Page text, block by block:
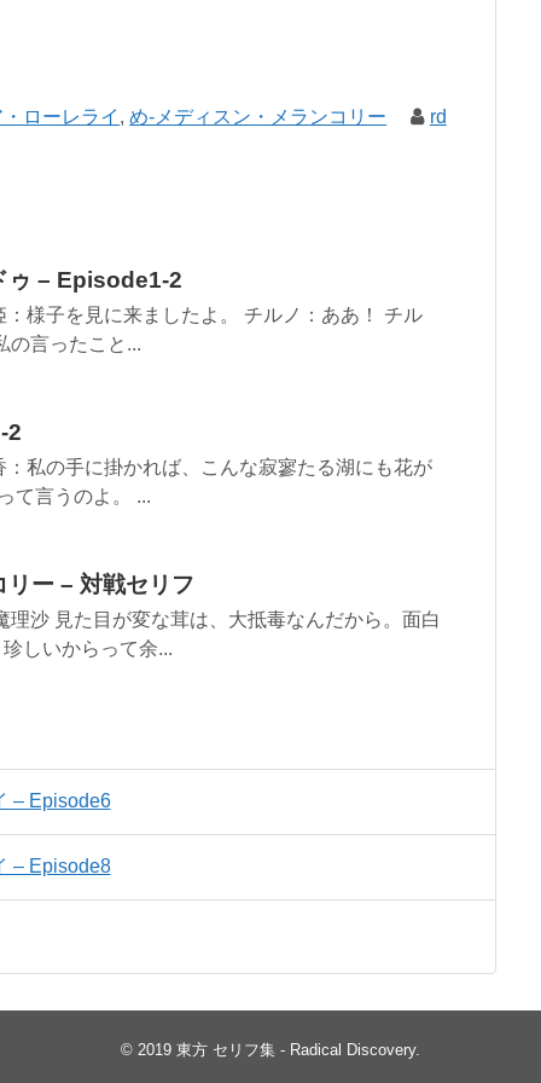
ローレライ ,め-メディスン・メランコリー rd
ゥ – Episode1-2
様子を見に来ましたよ。 チルノ：ああ！ チル
の言ったこと...
2
私の手に掛かれば、こんな寂寥たる湖にも花が
て言うのよ。 ...
ー – 対戦セリフ
沙 見た目が変な茸は、大抵毒なんだから。面白
しいからって余...
– Episode6
– Episode8
© 2019 東方 セリフ集 - Radical Discovery.